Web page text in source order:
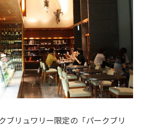
ブリュワリー限定の「パークブリ